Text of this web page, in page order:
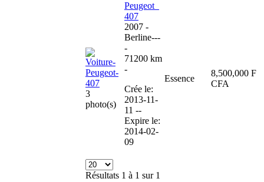
Résultats 1 à 1 sur 1
3
photo(s)
Peugeot
407
2007-
Berline---
-
71200 km
-
Crée le:
2013-11-
11 --
Expire le:
2014-02-
09
Essence
8,500,000 F
CFA